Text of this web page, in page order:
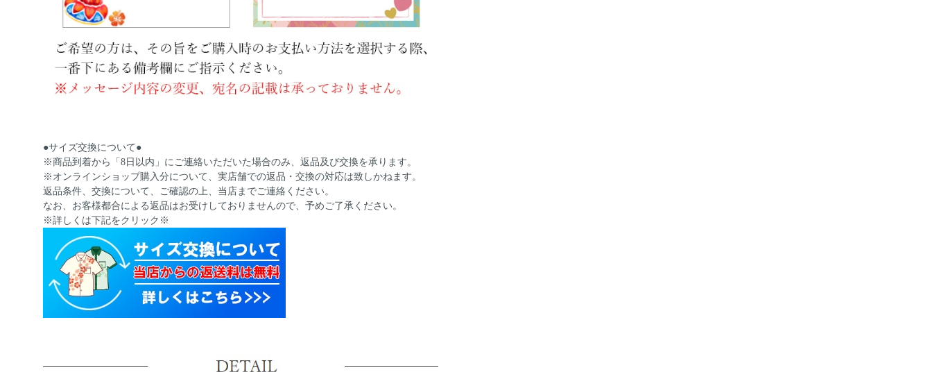
●サイズ交換について●
※商品到着から「8日以内」にご連絡いただいた場合のみ、返品及び交換を承ります。
※オンラインショップ購入分について、実店舗での返品・交換の対応は致しかねます。
返品条件、交換について、ご確認の上、当店までご連絡ください。
なお、お客様都合による返品はお受けしておりませんので、予めご了承ください。
※詳しくは下記をクリック※